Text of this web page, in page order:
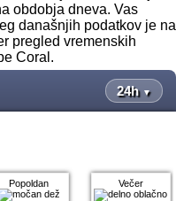
obdobja dneva. Vas
današnjih podatkov je na
pregled vremenskih
Coral.
24h ▼
Popoldan Večer